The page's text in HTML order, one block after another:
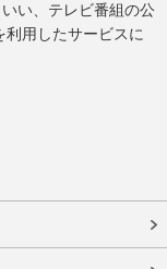
い、テレビ番組の公
利用したサービスに